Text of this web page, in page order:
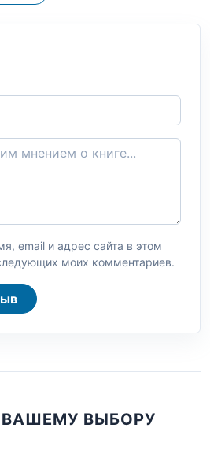
email и адрес сайта в этом
моих комментариев.
отзыв
ВЫБОРУ